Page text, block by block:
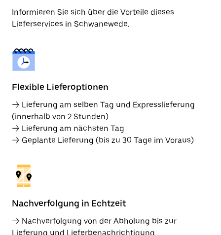
Informieren Sie sich über die Vorteile dieses
Lieferservices in Schwanewede.
Flexible Lieferoptionen
→ Lieferung am selben Tag und Expresslieferung
(innerhalb von 2 Stunden)
→ Lieferung am nächsten Tag
→ Geplante Lieferung (bis zu 30 Tage im Voraus)
Nachverfolgung in Echtzeit
→ Nachverfolgung von der Abholung bis zur
Lieferung und Lieferbenachrichtigung